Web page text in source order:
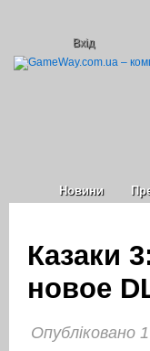
Вхід
Новини
Казаки
новое
Опубліковано